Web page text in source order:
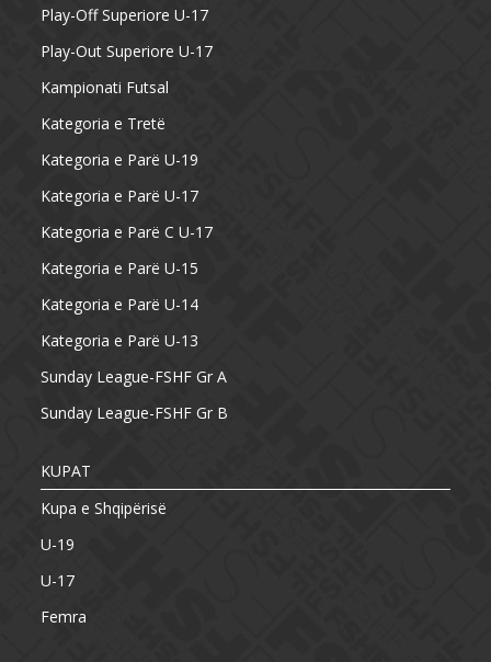
Play-Off Superiore U-17
Play-Out Superiore U-17
Kampionati Futsal
Kategoria e Tretë
Kategoria e Parë U-19
Kategoria e Parë U-17
Kategoria e Parë C U-17
Kategoria e Parë U-15
Kategoria e Parë U-14
Kategoria e Parë U-13
Sunday League-FSHF Gr A
Sunday League-FSHF Gr B
KUPAT
Kupa e Shqipërisë
U-19
U-17
Femra